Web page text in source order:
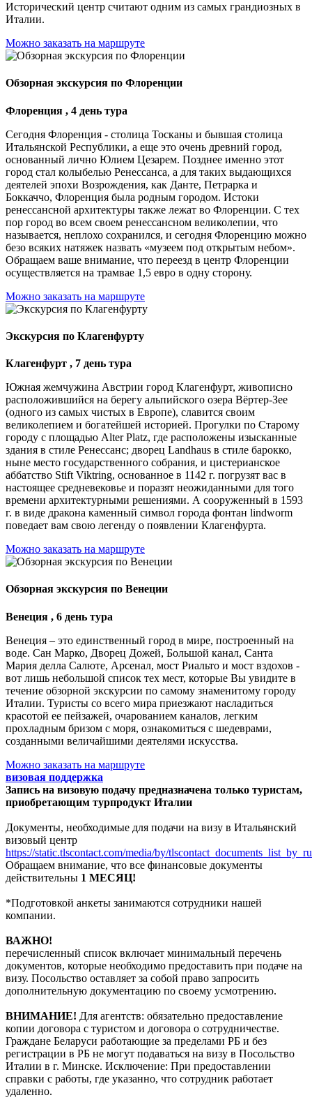
Исторический центр считают одним из самых грандиозных в
Италии.
Можно заказать на маршруте
Обзорная экскурсия по Флоренции
Флоренция , 4 день тура
Сегодня Флоренция - столица Тосканы и бывшая столица
Итальянской Республики, а еще это очень древний город,
основанный лично Юлием Цезарем. Позднее именно этот
город стал колыбелью Ренессанса, а для таких выдающихся
деятелей эпохи Возрождения, как Данте, Петрарка и
Боккаччо, Флоренция была родным городом. Истоки
ренессансной архитектуры также лежат во Флоренции. С тех
пор город во всем своем ренессансном великолепии, что
называется, неплохо сохранился, и сегодня Флоренцию можно
безо всяких натяжек назвать «музеем под открытым небом».
Обращаем ваше внимание, что переезд в центр Флоренции
осуществляется на трамвае 1,5 евро в одну сторону.
Можно заказать на маршруте
Экскурсия по Клагенфурту
Клагенфурт , 7 день тура
Южная жемчужина Австрии город Клагенфурт, живописно
расположившийся на берегу альпийского озера Вёртер-Зее
(одного из самых чистых в Европе), славится своим
великолепием и богатейшей историей. Прогулки по Старому
городу с площадью Alter Platz, где расположены изысканные
здания в стиле Ренессанс; дворец Landhaus в стиле барокко,
ныне место государственного собрания, и цистерианское
аббатство Stift Viktring, основанное в 1142 г. погрузят вас в
настоящее средневековье и поразят неожиданными для того
времени архитектурными решениями. А сооруженный в 1593
г. в виде дракона каменный символ города фонтан lindworm
поведает вам свою легенду о появлении Клагенфурта.
Можно заказать на маршруте
Обзорная экскурсия по Венеции
Венеция , 6 день тура
Венеция – это единственный город в мире, построенный на
воде. Сан Марко, Дворец Дожей, Большой канал, Санта
Мария делла Салюте, Арсенал, мост Риальто и мост вздохов -
вот лишь небольшой список тех мест, которые Вы увидите в
течение обзорной экскурсии по самому знаменитому городу
Италии. Туристы со всего мира приезжают насладиться
красотой ее пейзажей, очарованием каналов, легким
прохладным бризом с моря, ознакомиться с шедеврами,
созданными величайшими деятелями искусства.
Можно заказать на маршруте
визовая поддержка
Запись на визовую подачу предназначена только туристам,
приобретающим турпродукт Италии
Документы, необходимые для подачи на визу в Итальянский
визовый центр
https://static.tlscontact.com/media/by/
Обращаем внимание, что все финансовые документы
действительны 1 МЕСЯЦ!
*Подготовкой анкеты занимаются сотрудники нашей
компании.
ВАЖНО!
перечисленный список включает минимальный перечень
документов, которые необходимо предоставить при подаче на
визу. Посольство оставляет за собой право запросить
дополнительную документацию по своему усмотрению.
ВНИМАНИЕ! Для агентств: обязательно предоставление
копии договора с туристом и договора о сотрудничестве.
Граждане Беларуси работающие за пределами РБ и без
регистрации в РБ не могут подаваться на визу в Посольство
Италии в г. Минске. Исключение: При предоставлении
справки с работы, где указанно, что сотрудник работает
удаленно.